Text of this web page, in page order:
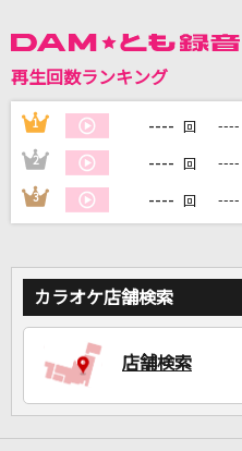
SMAP
[生音]瞬き
back number
カラオケをも
再生回数ランキング
1 ---- 回 ----
2 ---- 回 ----
3 ---- 回 ----
カラオケ店舗検索
店舗検索